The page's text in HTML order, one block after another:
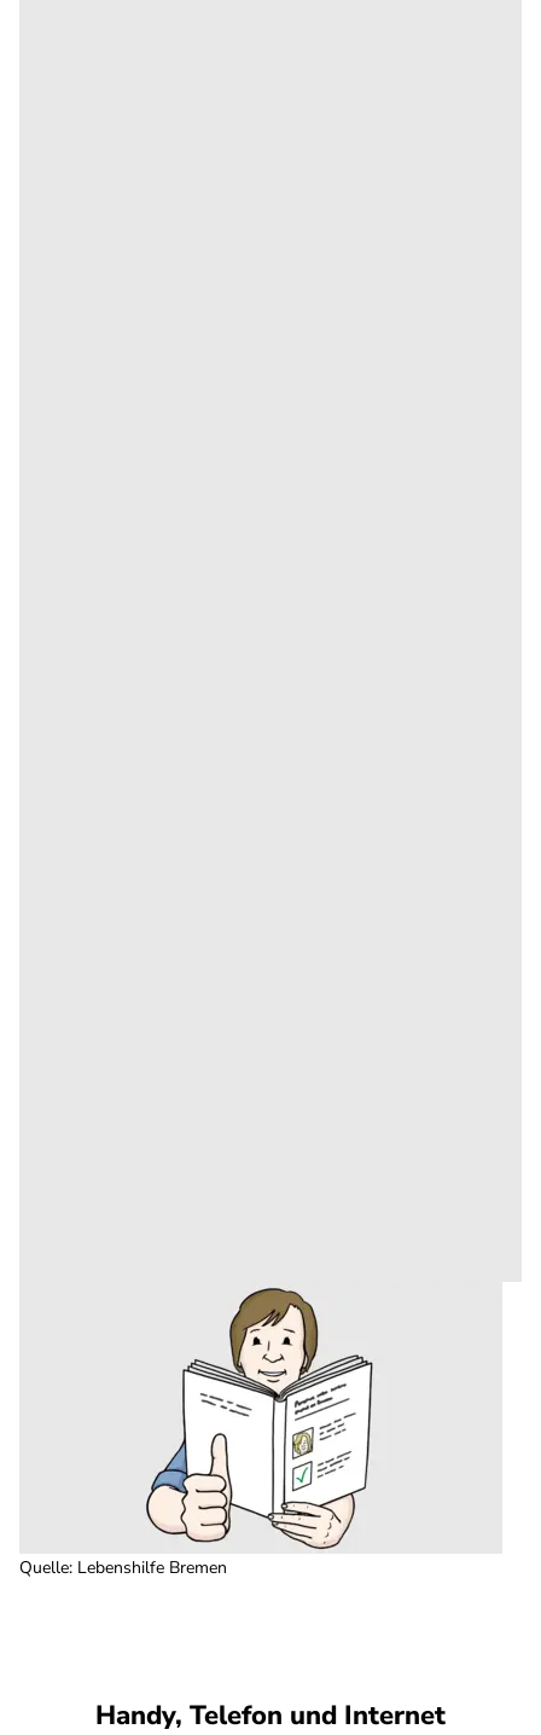
Quelle: Lebenshilfe Bremen
Handy, Telefon und Internet